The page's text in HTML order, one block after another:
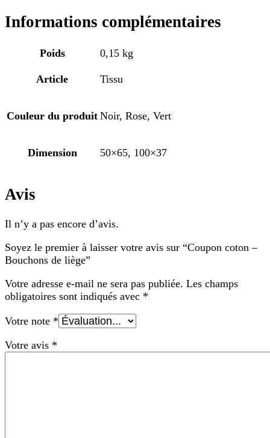
Informations complémentaires
Poids 0,15 kg
Article Tissu
Couleur du produit Noir, Rose, Vert
Dimension 50×65, 100×37
Avis
Il n’y a pas encore d’avis.
Soyez le premier à laisser votre avis sur “Coupon coton –
Bouchons de liège”
Votre adresse e-mail ne sera pas publiée. Les champs
obligatoires sont indiqués avec *
Votre note *
Votre avis *